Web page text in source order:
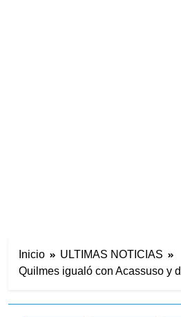
Inicio
ULTIMAS NOTICIAS
Quilmes igualó con Acassuso y